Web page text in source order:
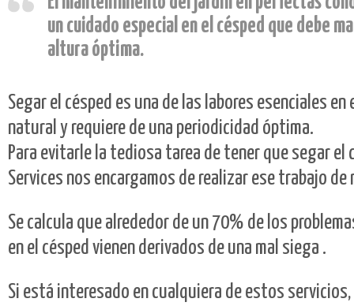
un cuidado especial en el césped que debe
altura óptima.
Segar el césped es una de las labores esenciales
natural y requiere de una periodicidad óptima.
Para evitarle la tediosa tarea de tener que segar el
Services nos encargamos de realizar ese trabajo de
Se calcula que alrededor de un 70% de los
en el césped vienen derivados de una mal siega .
Si está interesado en cualquiera de estos